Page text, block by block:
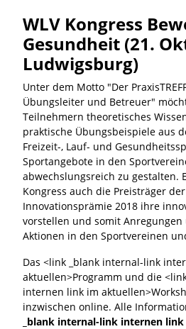
WLV Kongress
Gesundheit (21.
Ludwigsburg)
Unter dem Motto "Der
Übungsleiter und Betreuer"
Teilnehmern theoretisches
praktische Übungsbeispiele aus
Freizeit-, Lauf- und
Sportangebote in den
abwechslungsreich zu gestalten.
Kongress auch die Preisträger der
Innovationsprämie 2018 ihre
vorstellen und somit
Aktionen in den Sportvereinen
Das <link _blank internal-link
aktuellen>Programm und die
internen link im
inzwischen online. Alle
_blank internal-link internen